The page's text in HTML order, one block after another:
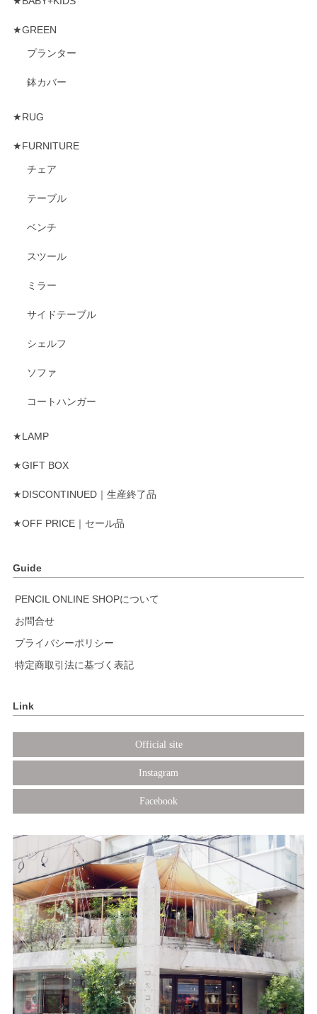
★GREEN
プランター
鉢カバー
★RUG
★FURNITURE
チェア
テーブル
ベンチ
スツール
ミラー
サイドテーブル
シェルフ
ソファ
コートハンガー
★LAMP
★GIFT BOX
★DISCONTINUED｜生産終了品
★OFF PRICE｜セール品
Guide
PENCIL ONLINE SHOPについて
お問合せ
プライバシーポリシー
特定商取引法に基づく表記
Link
Official site
Instagram
Facebook